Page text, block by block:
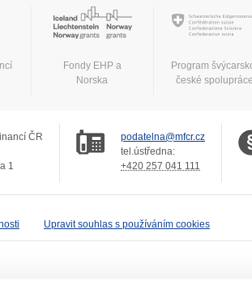
Fondy EHP a
Norska
Program
české
ČR
1
podatelna@mfcr.cz
tel.ústředna:
+420 257 041 111
Upravit souhlas s používáním cookies